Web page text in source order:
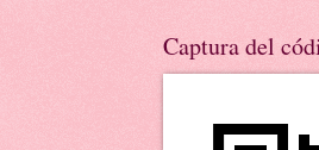
Captura del